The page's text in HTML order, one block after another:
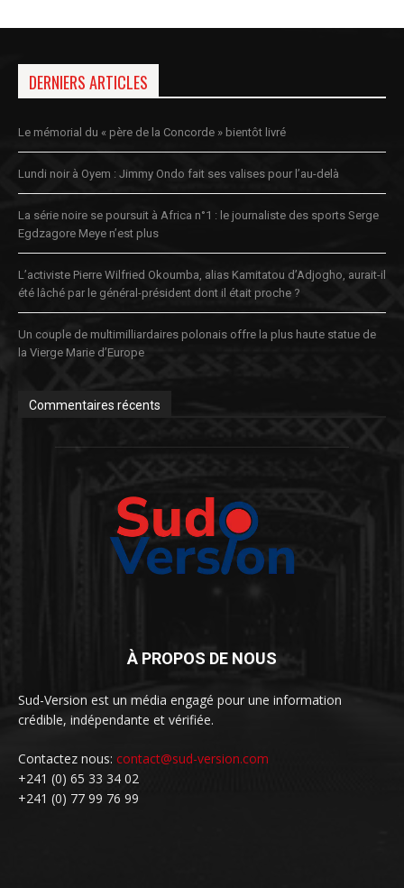
DERNIERS ARTICLES
Le mémorial du « père de la Concorde » bientôt livré
Lundi noir à Oyem : Jimmy Ondo fait ses valises pour l’au-delà
La série noire se poursuit à Africa n°1 : le journaliste des sports Serge
Egdzagore Meye n’est plus
L’activiste Pierre Wilfried Okoumba, alias Kamitatou d’Adjogho, aurait-il
été lâché par le général-président dont il était proche ?
Un couple de multimilliardaires polonais offre la plus haute statue de
la Vierge Marie d’Europe
Commentaires récents
À PROPOS DE NOUS
Sud-Version est un média engagé pour une information
crédible, indépendante et vérifiée.
Contactez nous: contact@sud-version.com
+241 (0) 65 33 34 02
+241 (0) 77 99 76 99